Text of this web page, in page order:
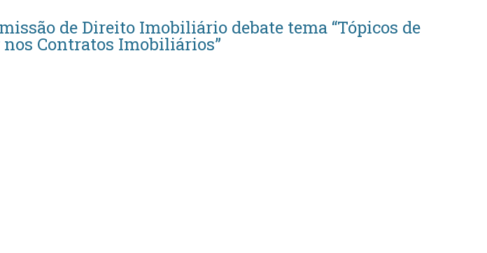
de Direito Imobiliário debate tema “Tópicos de
Contratos Imobiliários”